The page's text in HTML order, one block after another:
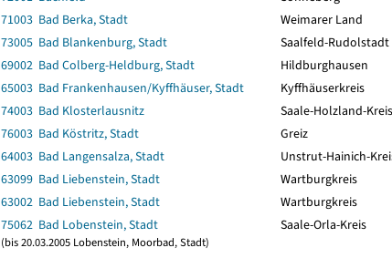
71003 Bad Berka, Stadt
Weimarer Land
73005 Bad Blankenburg, Stadt
Saalfeld-Rudolstadt
69002 Bad Colberg-Heldburg, Stadt
Hildburghausen
65003 Bad Frankenhausen/Kyffhäuser, Stadt
Kyffhäuserkreis
74003 Bad Klosterlausnitz
Saale-Holzland-Kreis
76003 Bad Köstritz, Stadt
Greiz
64003 Bad Langensalza, Stadt
Unstrut-Hainich-
63099 Bad Liebenstein, Stadt
Wartburgkreis
63002 Bad Liebenstein, Stadt
Wartburgkreis
75062 Bad Lobenstein, Stadt
(bis 20.03.2005 Lobenstein, Moorbad, Stadt)
Saale-Orla-Kreis